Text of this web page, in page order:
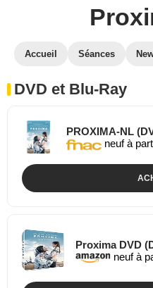
Accueil Séances
DVD et Blu-Ray
PROXIMA-NL
neuf à
Proxima DVD
neuf à